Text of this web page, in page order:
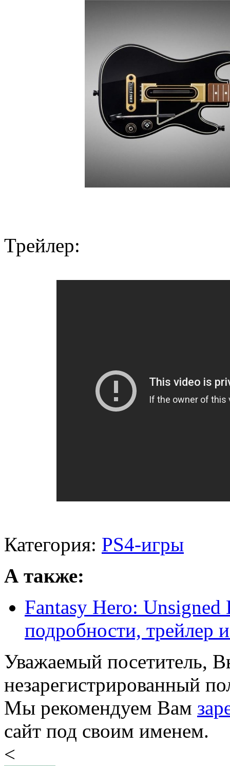
Трейлер:
Категория: PS4-игры
А также:
Fantasy Hero: Unsigned
подробности, трейлер
Уважаемый посетитель,
незарегистрированный
Мы рекомендуем Вам
сайт под своим именем.
<